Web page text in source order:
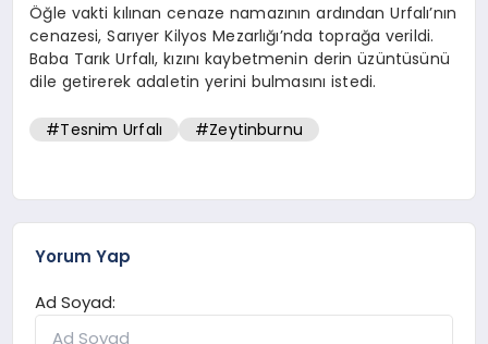
Öğle vakti kılınan cenaze namazının ardından Urfalı’nın
cenazesi, Sarıyer Kilyos Mezarlığı’nda toprağa verildi.
Baba Tarık Urfalı, kızını kaybetmenin derin üzüntüsünü
dile getirerek adaletin yerini bulmasını istedi.
#Tesnim Urfalı #Zeytinburnu
Yorum Yap
Ad Soyad: